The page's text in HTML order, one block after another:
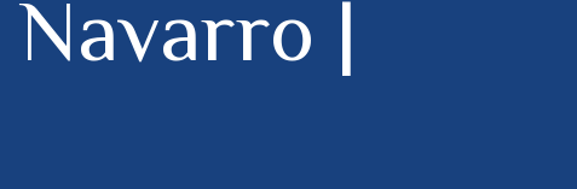
Navarro |